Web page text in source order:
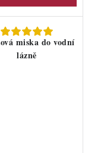
miska do vodní
lázně